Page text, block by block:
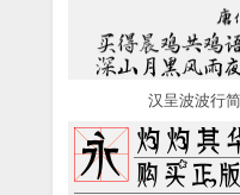
汉呈波波行